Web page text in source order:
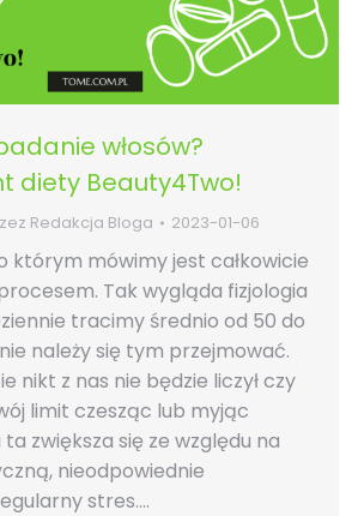
włosów?
diety Beauty4Two!
Redakcja Bloga 2023-01-06
którym mówimy jest całkowicie
Tak wygląda fizjologia
tracimy średnio od 50 do
nie należy się tym przejmować.
nikt z nas nie będzie liczył czy
limit czesząc lub myjąc
ta zwiększa się ze względu na
nieodpowiednie
stres.…